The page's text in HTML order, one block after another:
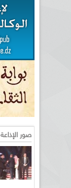
صور الإذاعة